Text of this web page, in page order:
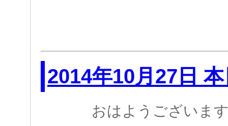
2014年10月27日
おはようございま